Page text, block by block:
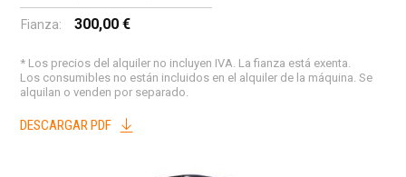
Fianza: 300,00 €
* Los precios del alquiler no incluyen IVA. La fianza está exenta.
Los consumibles no están incluidos en el alquiler de la máquina. Se
alquilan o venden por separado.
DESCARGAR PDF